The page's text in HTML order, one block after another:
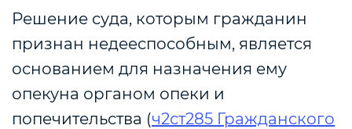
Решение суда, которым гражданин
признан недееспособным, является
основанием для назначения ему
опекуна органом опеки и
попечительства (ч2ст285 Гражданского